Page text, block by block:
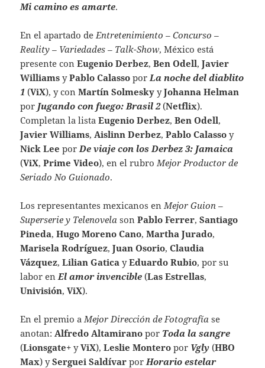
Mi camino es amarte.
En el apartado de Entretenimiento – Concurso –
Reality – Variedades – Talk-Show, México está
presente conEugenio Derbez,Ben Odell,Javier
Williams yPablo Calassopor La noche del diablito
1 (ViX), y conMartín Solmesky yJohanna Helman
por Jugando con fuego: Brasil 2(Netflix).
Completan la listaEugenio Derbez,Ben Odell,
Javier Williams, Aislinn Derbez,Pablo Calasso y
Nick Lee por De viaje con los Derbez 3: Jamaica
(ViX,Prime Video), en el rubro Mejor Productor de
Seriado No Guionado.
Los representantes mexicanos en Mejor Guion –
Superserie y Telenovela sonPablo Ferrer,Santiago
Pineda,Hugo Moreno Cano,Martha Jurado,
Marisela Rodríguez,Juan Osorio,Claudia
Vázquez,Lilian Gatica yEduardo Rubio, por su
labor en El amor invencible (Las Estrellas,
Univisión,ViX).
En el premio a Mejor Dirección de Fotografíase
anotan: Alfredo Altamirano por Toda la sangre
(Lionsgate+yViX),Leslie Montero por Vgly (HBO
Max) ySerguei Saldívar por Horario estelar